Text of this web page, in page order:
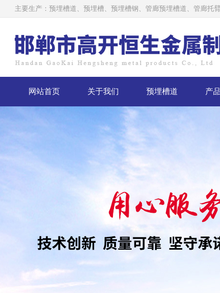
主要生产： 预埋槽道 、预埋槽、 预埋槽钢 、管廊预埋槽道、管廊托
网站首页 关于我们 预埋槽道 产